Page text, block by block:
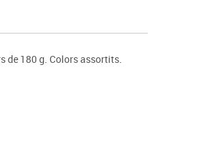
de 180 g. Colors assortits.